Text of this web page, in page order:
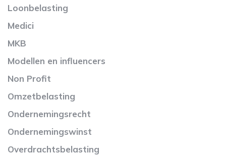
Loonbelasting
Medici
MKB
Modellen en influencers
Non Profit
Omzetbelasting
Ondernemingsrecht
Ondernemingswinst
Overdrachtsbelasting